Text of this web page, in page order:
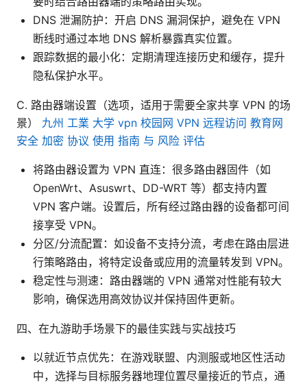
DNS 泄漏防护：开启 DNS 漏洞保护，避免在 VPN
断线时通过本地 DNS 解析暴露真实位置。
跟踪数据的最小化：定期清理连接历史和缓存，提升
隐私保护水平。
C. 路由器端设置（选项，适用于需要全家共享 VPN 的场
景） 九州 工業 大学 vpn 校园网 VPN 远程访问 教育网
安全 加密 协议 使用 指南 与 风险 评估
将路由器设置为 VPN 直连：很多路由器固件（如
OpenWrt、Asuswrt、DD-WRT 等）都支持内置
VPN 客户端。设置后，所有经过路由器的设备都可间
接享受 VPN。
分区/分流配置：如设备不支持分流，考虑在路由层进
行策略路由，将特定设备或应用的流量转发到 VPN。
稳定性与测速：路由器端的 VPN 通常对性能有较大
影响，确保选用高效协议并保持固件更新。
四、在九游助手场景下的最佳实践与实战技巧
以就近节点优先：在游戏联盟、内测服或地区性活动
中，选择与目标服务器地理位置尽量接近的节点，通